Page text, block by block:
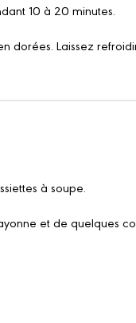
10 à 20 minutes.
dorées. Laissez
à soupe.
et de quelques